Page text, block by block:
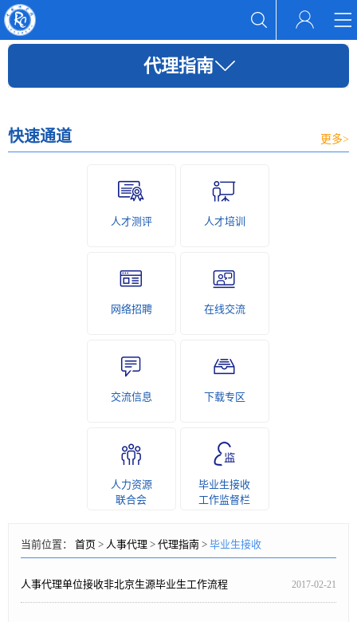
代理指南
快速通道 更多>
人才测评 人才培训
网络招聘 在线交流
交流信息 下载专区
人力资源
联合会
毕业生接收
工作监督栏
当前位置： 首页 > 人事代理 > 代理指南 > 毕业生接收
人事代理单位接收非北京生源毕业生工作流程 2017-02-21